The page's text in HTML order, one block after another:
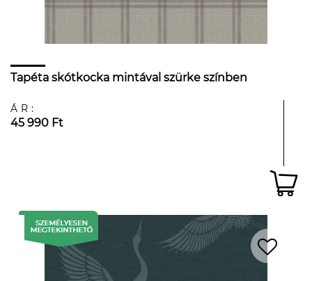
Tapéta skótkocka mintával szürke színben
ÁR:
45 990 Ft